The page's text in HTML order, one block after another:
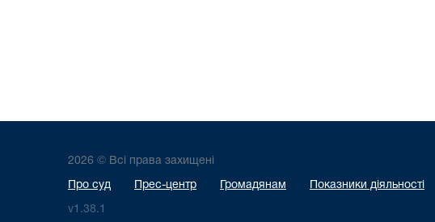
2026 © Всі права захищені
Про суд Прес-центр Громадянам Показники діяльності
v1.38.1